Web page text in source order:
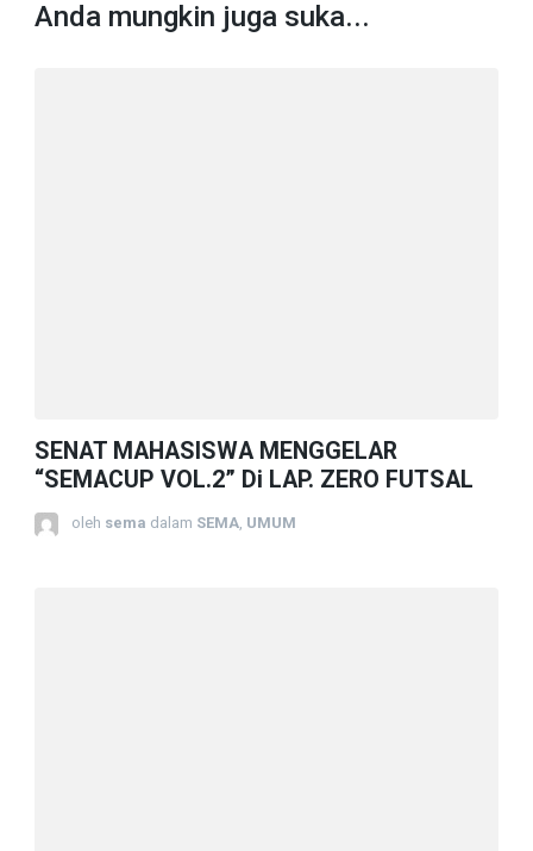
Anda mungkin juga suka...
SENAT MAHASISWA MENGGELAR
“SEMACUP VOL.2” Di LAP. ZERO FUTSAL
oleh sema dalam SEMA, UMUM